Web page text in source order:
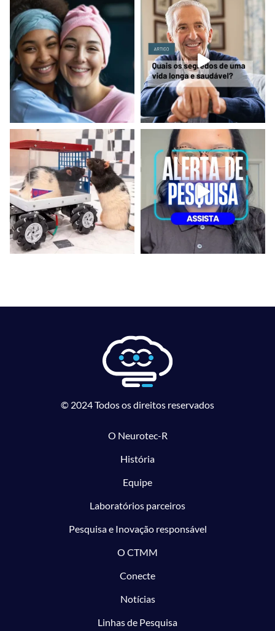
© 2024 Todos os direitos reservados
O Neurotec-R
História
Equipe
Laboratórios parceiros
Pesquisa e Inovação responsável
O CTMM
Conecte
Notícias
Linhas de Pesquisa